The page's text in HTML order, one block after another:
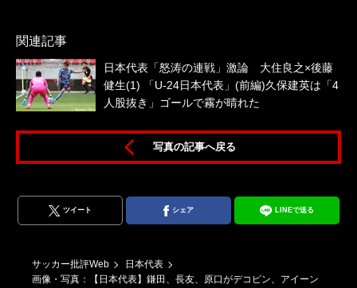
関連記事
日本代表「怒涛の連戦」激論 大住良之×後藤
健生(1) 「U-24日本代表」(前編)久保建英は「4
人股抜き」ゴールで霧が晴れた
写真の記事へ戻る
ツイート シェア LINEで送る
サッカー批評Web
日本代表
画像・写真：【日本代表】鎌田、長友、原口がデコピン、アイーン